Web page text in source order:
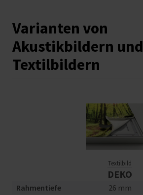
Varianten von
Akustikbildern und
Textilbildern
Textilbild
DEKO
Rahmentiefe 26 mm